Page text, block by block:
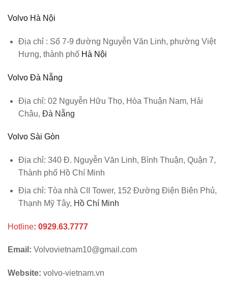
Volvo Hà Nội
Địa chỉ : Số 7-9 đường Nguyễn Văn Linh, phường Việt
Hưng, thành phố Hà Nội
Volvo Đà Nẵng
Địa chỉ: 02 Nguyễn Hữu Thọ, Hòa Thuận Nam, Hải
Châu, Đà Nẵng
Volvo Sài Gòn
Địa chỉ: 340 Đ. Nguyễn Văn Linh, Bình Thuận, Quận 7,
Thành phố Hồ Chí Minh
Địa chỉ: Tòa nhà CII Tower, 152 Đường Điện Biên Phủ,
Thạnh Mỹ Tây, Hồ Chí Minh
Hotline: 0929.63.7777
Email: Volvovietnam10@gmail.com
Website: volvo-vietnam.vn